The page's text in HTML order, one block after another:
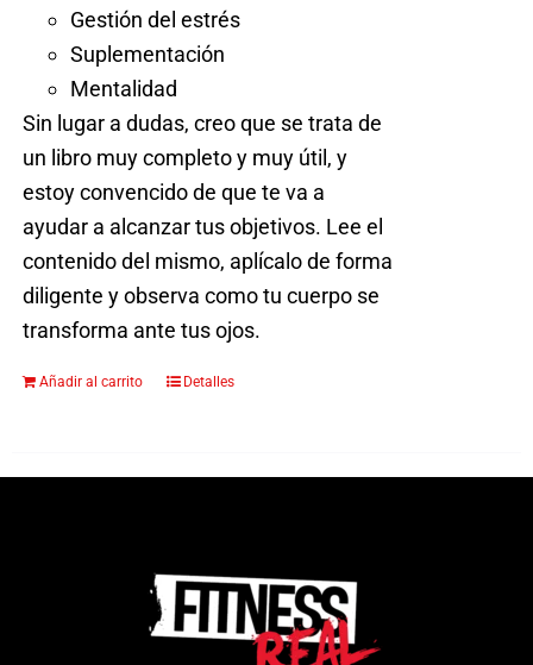
Gestión del estrés
Suplementación
Mentalidad
Sin lugar a dudas, creo que se trata de
un libro muy completo y muy útil, y
estoy convencido de que te va a
ayudar a alcanzar tus objetivos. Lee el
contenido del mismo, aplícalo de forma
diligente y observa como tu cuerpo se
transforma ante tus ojos.
Añadir al carrito Detalles